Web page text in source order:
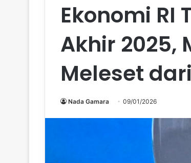
Ekonomi RI
Akhir 2025,
Meleset
Nada Gamara 09/01/2026